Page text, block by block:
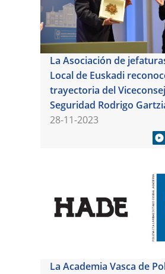
La Asociación de
Local de Euskadi
trayectoria del
Seguridad Rodrigo
28-11-2023
La Academia Vasca de